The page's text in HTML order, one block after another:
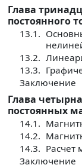
Глава
постоянного
13.1.
13.2.
13.3.
Заключение
Глава
постоянных
14.1.
14.2.
14.3. Расчет
Заключение